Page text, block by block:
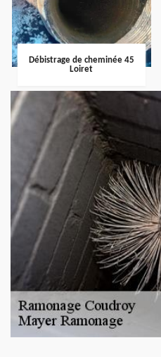
Débistrage de cheminée 45
Loiret